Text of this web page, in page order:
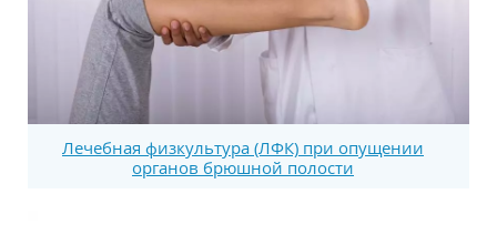
Лечебная физкультура (ЛФК) при опущении
органов брюшной полости